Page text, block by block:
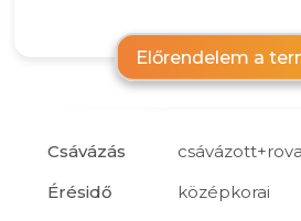
Előrendelem a
Csávázás
Érésidő
középkorai